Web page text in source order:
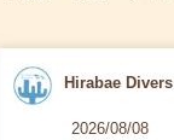
Hirabae Divers
2026/08/08